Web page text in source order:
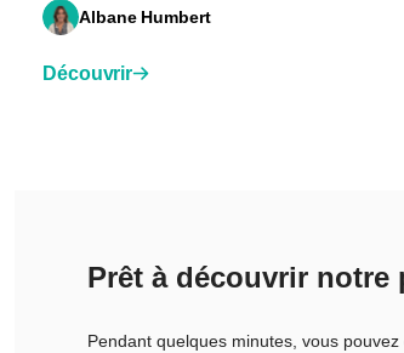
Albane Humbert
Découvrir
Prêt à découvrir notre
Pendant quelques minutes, vous